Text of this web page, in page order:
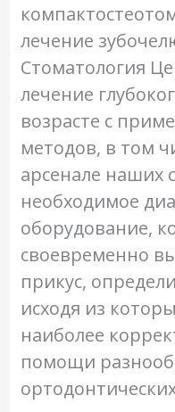
лечение
Стоматология
лечение
возрасте с
методов, в том
арсенале наших
необходимое
оборудование,
своевременно
прикус,
исходя из
наиболее
помощи